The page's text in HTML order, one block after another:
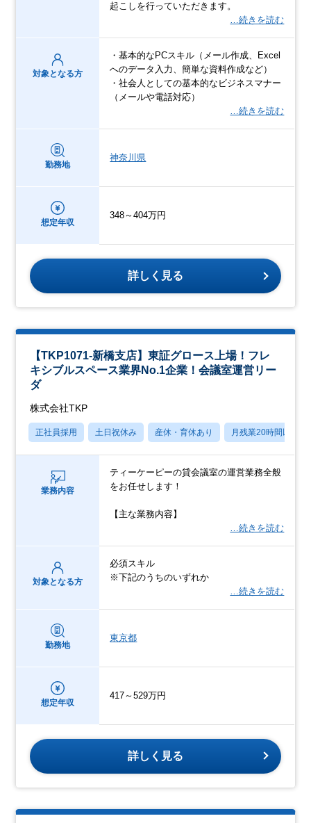
起こしを行っていただきます。
…続きを読む
対象となる方
・基本的なPCスキル（メール作成、Excel
へのデータ入力、簡単な資料作成など）
・社会人としての基本的なビジネスマナー
（メールや電話対応）
…続きを読む
勤務地
神奈川県
想定年収
348～404万円
詳しく見る
【TKP1071-新橋支店】東証グロース上場！フレ
キシブルスペース業界No.1企業！会議室運営リー
ダ
株式会社TKP
正社員採用 土日祝休み 産休・育休あり 月残業20時間以内
業務内容
ティーケーピーの貸会議室の運営業務全般
をお任せします！
【主な業務内容】
…続きを読む
対象となる方
必須スキル
※下記のうちのいずれか
…続きを読む
勤務地
東京都
想定年収
417～529万円
詳しく見る